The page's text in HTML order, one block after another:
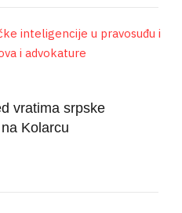
vratima srpske
Kolarcu